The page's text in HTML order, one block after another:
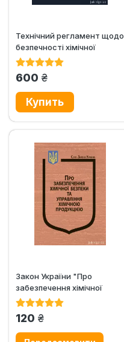
Технічний регламент щодо
безпечності хімічної
продукції
600 грн.
Закон України "Про
забезпечення хімічної
безпеки та управління...
120 грн.